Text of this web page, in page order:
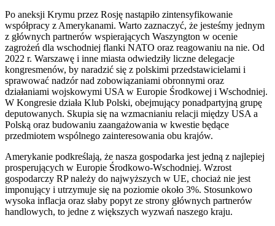
Po aneksji Krymu przez Rosję nastąpiło zintensyfikowanie
współpracy z Amerykanami. Warto zaznaczyć, że jesteśmy jednym
z głównych partnerów wspierających Waszyngton w ocenie
zagrożeń dla wschodniej flanki NATO oraz reagowaniu na nie. Od
2022 r. Warszawę i inne miasta odwiedziły liczne delegacje
kongresmenów, by naradzić się z polskimi przedstawicielami i
sprawować nadzór nad zobowiązaniami obronnymi oraz
działaniami wojskowymi USA w Europie Środkowej i Wschodniej.
W Kongresie działa Klub Polski, obejmujący ponadpartyjną grupę
deputowanych. Skupia się na wzmacnianiu relacji między USA a
Polską oraz budowaniu zaangażowania w kwestie będące
przedmiotem wspólnego zainteresowania obu krajów.
Amerykanie podkreślają, że nasza gospodarka jest jedną z najlepiej
prosperujących w Europie Środkowo-Wschodniej. Wzrost
gospodarczy RP należy do najwyższych w UE, chociaż nie jest
imponujący i utrzymuje się na poziomie około 3%. Stosunkowo
wysoka inflacja oraz słaby popyt ze strony głównych partnerów
handlowych, to jedne z większych wyzwań naszego kraju.